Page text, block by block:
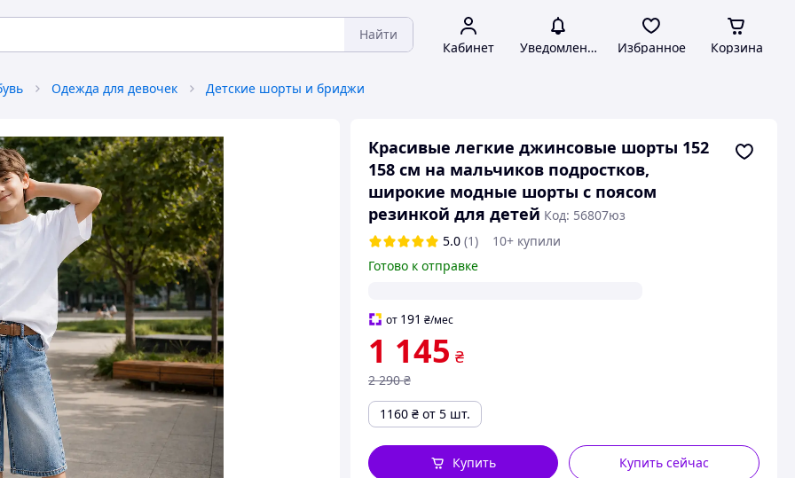
Найти
Кабинет Уведомления Избранное Корзина
Одежда для девочек Детские шорты и бриджи
Красивые легкие джинсовые шорты 152
158 см на мальчиков подростков,
широкие модные шорты с поясом
резинкой для детей Код: 56807юз
5.0 (1)
10+ купили
Готово к отправке
от 191 ₴/мес
1 145 ₴
2 290 ₴
1160 ₴ от 5 шт.
Купить сейчас
Купить